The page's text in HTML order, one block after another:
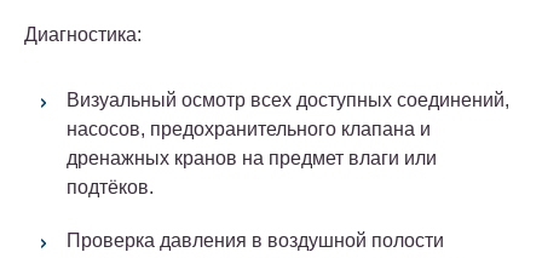
Диагностика:
Визуальный осмотр всех доступных соединений,
насосов, предохранительного клапана и
дренажных кранов на предмет влаги или
подтёков.
Проверка давления в воздушной полости